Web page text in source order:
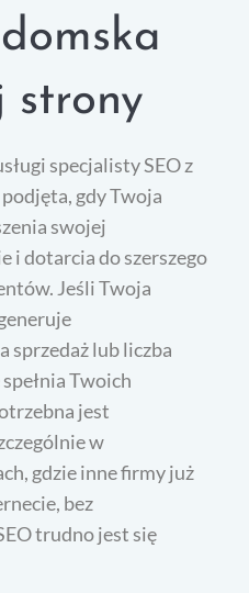
strony
specjalisty SEO z
gdy Twoja
swojej
i dotarcia do szerszego
Jeśli Twoja
sprzedaż lub liczba
Twoich
jest
w
gdzie inne firmy już
bez
trudno jest się